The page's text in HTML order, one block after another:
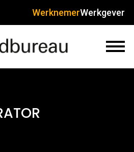
WerknemerWerkgever